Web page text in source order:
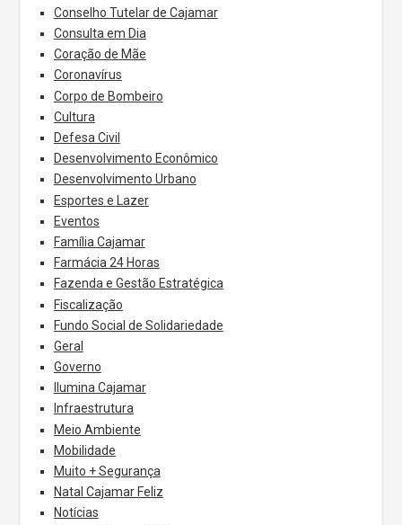
Conselho Tutelar de Cajamar
Consulta em Dia
Coração de Mãe
Coronavírus
Corpo de Bombeiro
Cultura
Defesa Civil
Desenvolvimento Econômico
Desenvolvimento Urbano
Esportes e Lazer
Eventos
Família Cajamar
Farmácia 24 Horas
Fazenda e Gestão Estratégica
Fiscalização
Fundo Social de Solidariedade
Geral
Governo
Ilumina Cajamar
Infraestrutura
Meio Ambiente
Mobilidade
Muito + Segurança
Natal Cajamar Feliz
Notícias